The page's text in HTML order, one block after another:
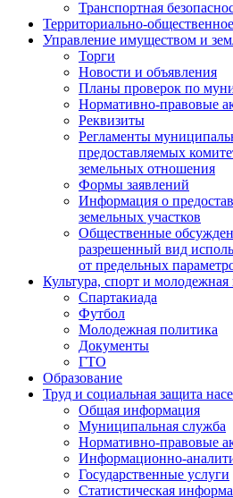
Транспортная
Территориально-
Управление имуществом и
Торги
Новости и объявления
Планы проверок по
Нормативно-правовые
Реквизиты
Регламенты
предоставляемых
земельных отношения
Формы заявлений
Информация о
земельных участков
Общественные
разрешенный вид
от предельных
Культура, спорт и молодежная
Спартакиада
Футбол
Молодежная политика
Документы
ГТО
Образование
Труд и социальная защита
Общая информация
Муниципальная служба
Нормативно-правовые
Информационно-
Государственные услуги
Статистическая